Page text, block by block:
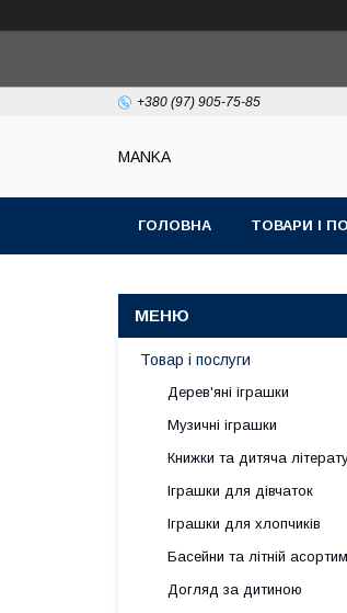
+380 (97) 905-75-85
МАNKА
ГОЛОВНА ТОВАРИ І
Товар і послуги
Дерев'яні іграшки
Музичні іграшки
Книжки та дитяча
Іграшки для дівчаток
Іграшки для хлопчиків
Басейни та літній
Догляд за дитиною